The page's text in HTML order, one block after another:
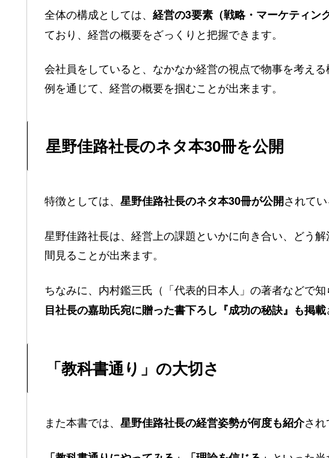
全体の構成としては、 経営の3要素（戦略・マーケティン
ており、経営の概要をざっくりと把握できます。
会社員をしていると、なかなか経営の視点で物事を考え
例を通じて、経営の概要を掴むことが出来ます。
星野佳路社長のネタ本30冊を公開
特徴としては、 星野佳路社長のネタ本30冊が公開されて
星野佳路社長は、経営上の課題といかに向き合い、どう
間見ることが出来ます。
ちなみに、内村鑑三氏（「代表的日本人」の著者などで知
目社長の嘉助氏宛に贈った書下ろし『成功の秘訣』も掲載
「教科書通り」の大切さ
また本書では、 星野佳路社長の経営姿勢が何度も紹介され